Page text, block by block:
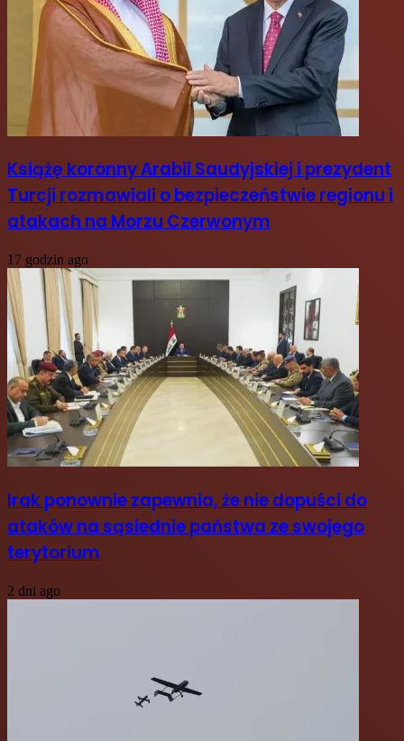
Książę koronny Arabii Saudyjskiej i prezydent
Turcji rozmawiali o bezpieczeństwie regionu i
atakach na Morzu Czerwonym
17 godzin ago
Irak ponownie zapewnia, że nie dopuści do
ataków na sąsiednie państwa ze swojego
terytorium
2 dni ago